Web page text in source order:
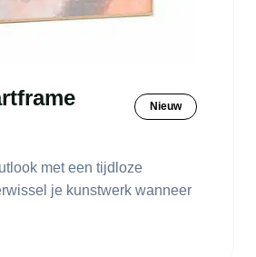
Nieuw
met een tijdloze
je kunstwerk wanneer